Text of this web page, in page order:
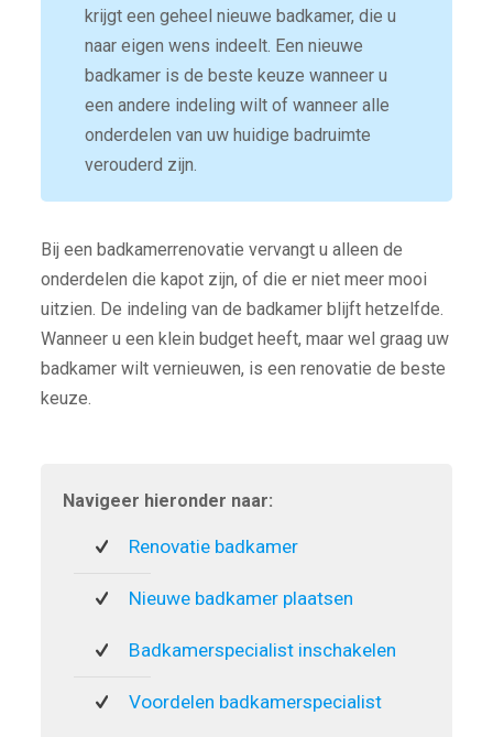
krijgt een geheel nieuwe badkamer, die u
naar eigen wens indeelt. Een nieuwe
badkamer is de beste keuze wanneer u
een andere indeling wilt of wanneer alle
onderdelen van uw huidige badruimte
verouderd zijn.
Bij een badkamerrenovatie vervangt u alleen de
onderdelen die kapot zijn, of die er niet meer mooi
uitzien. De indeling van de badkamer blijft hetzelfde.
Wanneer u een klein budget heeft, maar wel graag uw
badkamer wilt vernieuwen, is een renovatie de beste
keuze.
Navigeer hieronder naar:
Renovatie badkamer
Nieuwe badkamer plaatsen
Badkamerspecialist inschakelen
Voordelen badkamerspecialist